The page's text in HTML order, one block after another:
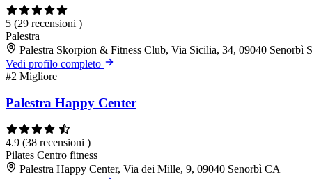
5 (29 recensioni )
Palestra
Palestra Skorpion & Fitness Club, Via Sicilia, 34, 09040 Senorbì
Vedi profilo completo
#2 Migliore
Palestra Happy Center
4.9 (38 recensioni )
Pilates Centro fitness
Palestra Happy Center, Via dei Mille, 9, 09040 Senorbì CA